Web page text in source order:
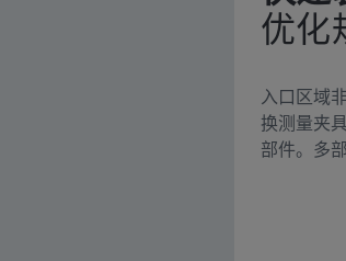
优化
入口区域
换测量夹
部件。多